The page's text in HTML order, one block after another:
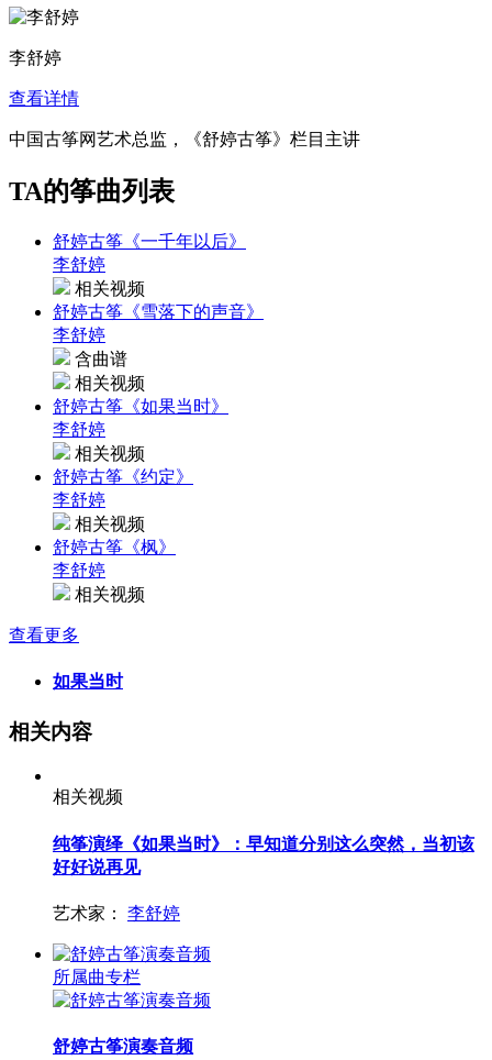
李舒婷
查看详情
中国古筝网艺术总监，《舒婷古筝》栏目主讲
TA的筝曲列表
舒婷古筝《一千年以后》
李舒婷
相关视频
舒婷古筝《雪落下的声音》
李舒婷
含曲谱
相关视频
舒婷古筝《如果当时》
李舒婷
相关视频
舒婷古筝《约定》
李舒婷
相关视频
舒婷古筝《枫》
李舒婷
相关视频
查看更多
如果当时
相关内容
相关视频
纯筝演绎《如果当时》：早知道分别这么突然，当初该
好好说再见
艺术家： 李舒婷
所属曲专栏
舒婷古筝演奏音频